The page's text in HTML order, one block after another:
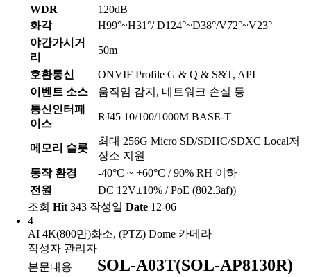
WDR
120dB
화각
H99°~H31°/ D124°~D38°/V72°~V23°
야간가시거
리
50m
호환통신
ONVIF Profile G & Q & S&T, API
이벤트 소스
움직임 감지, 네트워크 손실 등
통신인터페
이스
RJ45 10/100/1000M BASE-T
메모리 슬롯
최대 256G Micro SD/SDHC/SDXC Local저
장소 지원
동작 환경
-40°C ~ +60°C / 90% RH 이하
전원
DC 12V±10% / PoE (802.3af))
조회 Hit 343 작성일 Date 12-06
4
AI 4K(800만)화소, (PTZ) Dome 카메라
작성자 관리자
본문내용
SOL-A03T(SOL-AP8130R)